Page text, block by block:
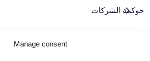
Manage consent
حوكمة الشركات